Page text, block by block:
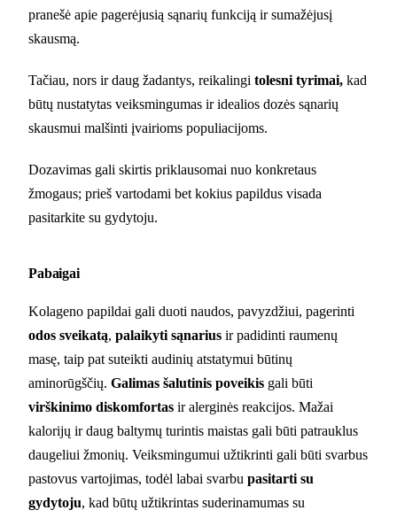
pranešė apie pagerėjusią sąnarių funkciją ir sumažėjusį
skausmą.
Tačiau, nors ir daug žadantys, reikalingi tolesni tyrimai, kad
būtų nustatytas veiksmingumas ir idealios dozės sąnarių
skausmui malšinti įvairioms populiacijoms.
Dozavimas gali skirtis priklausomai nuo konkretaus
žmogaus; prieš vartodami bet kokius papildus visada
pasitarkite su gydytoju.
Pabaigai
Kolageno papildai gali duoti naudos, pavyzdžiui, pagerinti
odos sveikatą, palaikyti sąnarius ir padidinti raumenų
masę, taip pat suteikti audinių atstatymui būtinų
aminorūgščių. Galimas šalutinis poveikis gali būti
virškinimo diskomfortas ir alerginės reakcijos. Mažai
kalorijų ir daug baltymų turintis maistas gali būti patrauklus
daugeliui žmonių. Veiksmingumui užtikrinti gali būti svarbus
pastovus vartojimas, todėl labai svarbu pasitarti su
gydytoju, kad būtų užtikrintas suderinamumas su